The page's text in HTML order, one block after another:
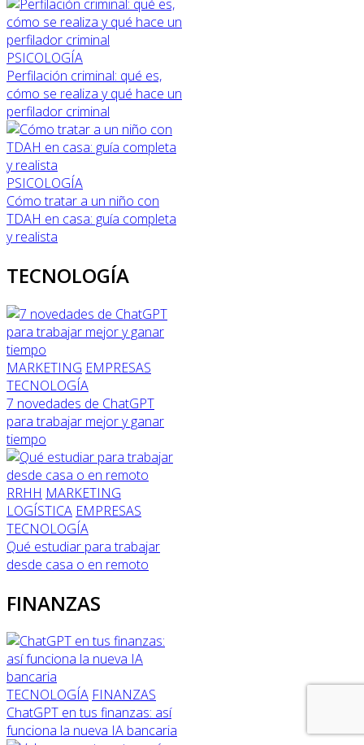
PSICOLOGÍA
Perfilación criminal: qué es,
cómo se realiza y qué hace un
perfilador criminal
PSICOLOGÍA
Cómo tratar a un niño con
TDAH en casa: guía completa
y realista
TECNOLOGÍA
MARKETING EMPRESAS
TECNOLOGÍA
7 novedades de ChatGPT
para trabajar mejor y ganar
tiempo
RRHH MARKETING
LOGÍSTICA EMPRESAS
TECNOLOGÍA
Qué estudiar para trabajar
desde casa o en remoto
FINANZAS
TECNOLOGÍA FINANZAS
ChatGPT en tus finanzas: así
funciona la nueva IA bancaria